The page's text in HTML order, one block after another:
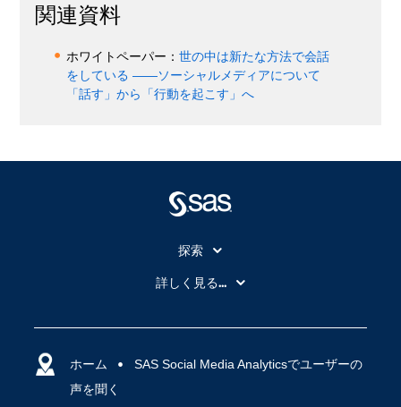
関連資料
ホワイトペーパー：世の中は新たな方法で会話
をしている ――ソーシャルメディアについて
「話す」から「行動を起こす」へ
ホーム
SAS Social Media Analyticsでユーザーの
声を聞く
探索
My SAS
SASを選ぶ理由
アクセシビリティ
詳しく見る...
クラウド・コンピューティング